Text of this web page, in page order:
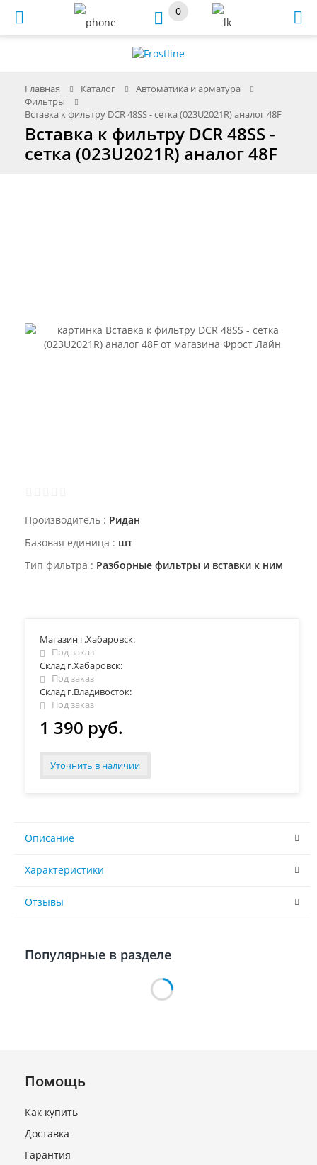
0
Главная Каталог
Автоматика и арматура
Фильтры
Вставка к фильтру DCR 48SS - сетка (023U2021R) аналог 48F
Вставка к фильтру DCR 48SS -
сетка (023U2021R) аналог 48F
Производитель
Ридан
Базовая единица
шт
Тип фильтра
Разборные фильтры и вставки к ним
Магазин г.Хабаровск:
Под заказ
Склад г.Хабаровск:
Под заказ
Склад г.Владивосток:
Под заказ
1 390 руб.
Уточнить в наличии
Описание
Характеристики
Отзывы
Популярные в разделе
Кронштейн BC-BM-122
для разборного фильтра
Помощь
Как купить
Доставка
Гарантия